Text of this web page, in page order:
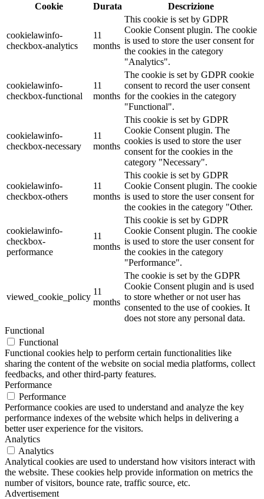
Cookie
Durata Descrizione
cookielawinfo-
checkbox-analytics
11
months
This cookie is set by GDPR
Cookie Consent plugin. The cookie
is used to store the user consent for
the cookies in the category
"Analytics".
cookielawinfo-
checkbox-functional
11
months
The cookie is set by GDPR cookie
consent to record the user consent
for the cookies in the category
"Functional".
cookielawinfo-
checkbox-necessary
11
months
This cookie is set by GDPR
Cookie Consent plugin. The
cookies is used to store the user
consent for the cookies in the
category "Necessary".
cookielawinfo-
checkbox-others
11
months
This cookie is set by GDPR
Cookie Consent plugin. The cookie
is used to store the user consent for
the cookies in the category "Other.
cookielawinfo-
checkbox-
performance
11
months
This cookie is set by GDPR
Cookie Consent plugin. The cookie
is used to store the user consent for
the cookies in the category
"Performance".
viewed_cookie_policy
11
months
The cookie is set by the GDPR
Cookie Consent plugin and is used
to store whether or not user has
consented to the use of cookies. It
does not store any personal data.
Functional
Functional
Functional cookies help to perform certain functionalities like
sharing the content of the website on social media platforms, collect
feedbacks, and other third-party features.
Performance
Performance
Performance cookies are used to understand and analyze the key
performance indexes of the website which helps in delivering a
better user experience for the visitors.
Analytics
Analytics
Analytical cookies are used to understand how visitors interact with
the website. These cookies help provide information on metrics the
number of visitors, bounce rate, traffic source, etc.
Advertisement